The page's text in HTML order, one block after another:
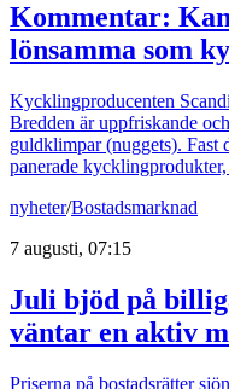
Kommentar:
lönsamma som
Kycklingproducenten
Bredden är uppfriskande
guldklimpar (nuggets). Fast
panerade
nyheter/Bostadsmarknad
7 augusti, 07:15
Juli bjöd på
väntar en aktiv
Priserna på bostadsrätter